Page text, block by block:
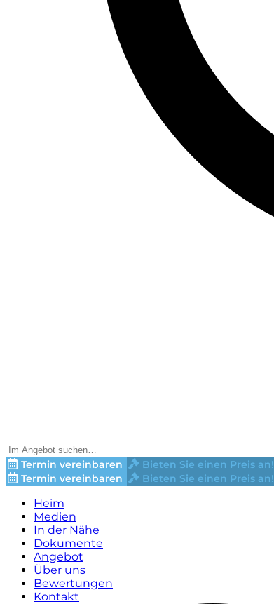
Termin vereinbaren Bieten Sie einen Preis an!
Termin vereinbaren
Bieten Sie einen Preis an!
Heim
Medien
In der Nähe
Dokumente
Angebot
Über uns
Bewertungen
Kontakt